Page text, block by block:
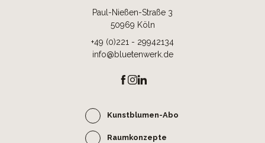
Paul-Nießen-Straße 3
50969 Köln
+49 (0)221 - 29942134
info@bluetenwerk.de
Kunstblumen-Abo
Raumkonzepte